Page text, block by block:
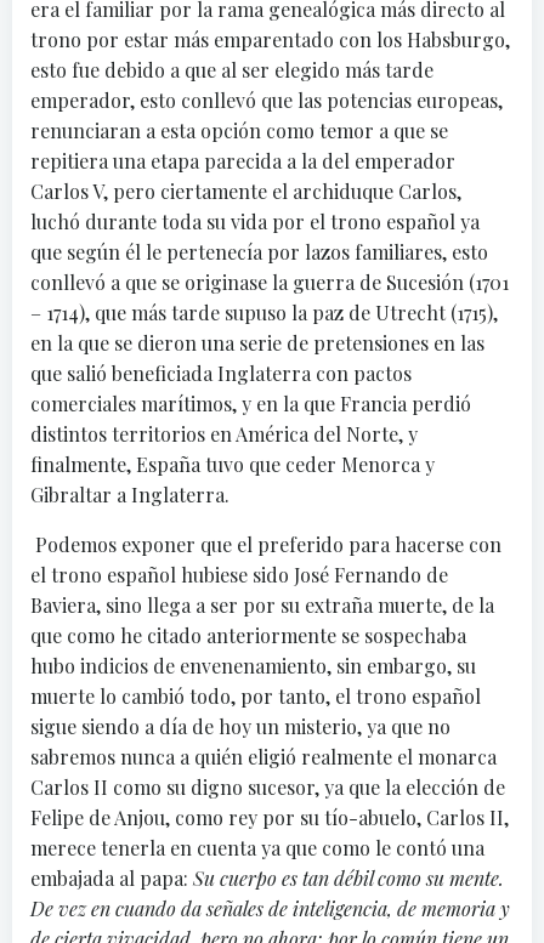
era el familiar por la rama genealógica más directo al
trono por estar más emparentado con los Habsburgo,
esto fue debido a que al ser elegido más tarde
emperador, esto conllevó que las potencias europeas,
renunciaran a esta opción como temor a que se
repitiera una etapa parecida a la del emperador
Carlos V, pero ciertamente el archiduque Carlos,
luchó durante toda su vida por el trono español ya
que según él le pertenecía por lazos familiares, esto
conllevó a que se originase la guerra de Sucesión (1701
– 1714), que más tarde supuso la paz de Utrecht (1715),
en la que se dieron una serie de pretensiones en las
que salió beneficiada Inglaterra con pactos
comerciales marítimos, y en la que Francia perdió
distintos territorios en América del Norte, y
finalmente, España tuvo que ceder Menorca y
Gibraltar a Inglaterra.
Podemos exponer que el preferido para hacerse con
el trono español hubiese sido José Fernando de
Baviera, sino llega a ser por su extraña muerte, de la
que como he citado anteriormente se sospechaba
hubo indicios de envenenamiento, sin embargo, su
muerte lo cambió todo, por tanto, el trono español
sigue siendo a día de hoy un misterio, ya que no
sabremos nunca a quién eligió realmente el monarca
Carlos II como su digno sucesor, ya que la elección de
Felipe de Anjou, como rey por su tío-abuelo, Carlos II,
merece tenerla en cuenta ya que como le contó una
embajada al papa: Su cuerpo es tan débil como su mente.
De vez en cuando da señales de inteligencia, de memoria y